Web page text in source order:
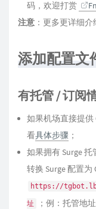
码，欢迎打赏
注意 ：更多更详细
添加配置文
有托管 / 订阅
如果机场直接提供
看具体步骤 ；
如果拥有 Surge
转换 Surge 配置为
https://
址 ；例：托管地